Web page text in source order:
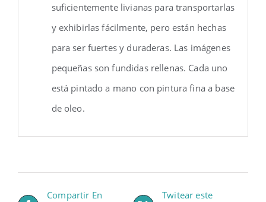
suficientemente livianas para transportarlas
y exhibirlas fácilmente, pero están hechas
para ser fuertes y duraderas. Las imágenes
pequeñas son fundidas rellenas. Cada uno
está pintado a mano con pintura fina a base
de oleo.
Compartir En
Twitear este